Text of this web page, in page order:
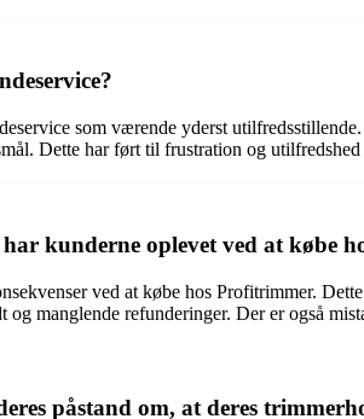
som værende yderst
Dette har ført til frustration og
kunderne oplevet ved at købe
ved at købe hos Profitrimmer.
manglende refunderinger. Der er også
påstand om, at deres